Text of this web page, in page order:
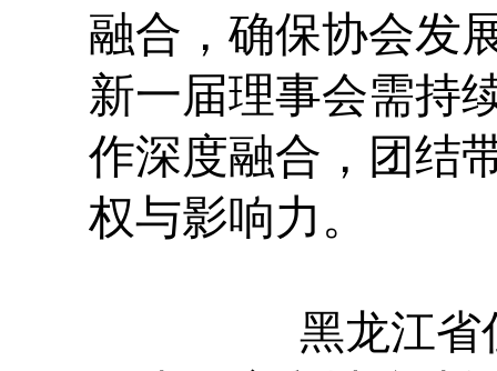
融合，确保协会发
新一届理事会需持
作深度融合，团结
权与影响力。
黑龙江省